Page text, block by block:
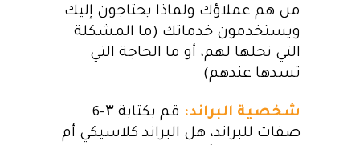
من هم عملاؤك ولماذا يحتاجون إليك
ويستخدمون خدماتك (ما المشكلة
التي تحلها لهم، أو ما الحاجة التي
تسدها عندهم)
شخصية البراند:
قم بكتابة ۳-6
صفات للبراند، هل البراند كلاسيكي أم